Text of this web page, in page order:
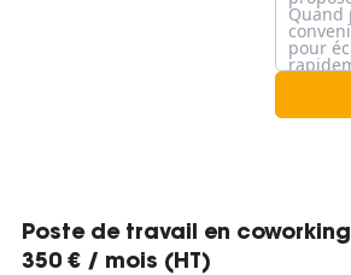
Poste de travail en coworking
350 € / mois (HT)